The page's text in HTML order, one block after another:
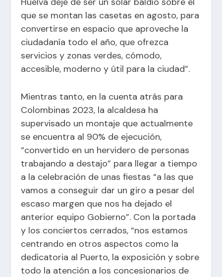
que se montan las casetas en agosto, para
convertirse en espacio que aproveche la
ciudadanía todo el año, que ofrezca
servicios y zonas verdes, cómodo,
accesible, moderno y útil para la ciudad”.
Mientras tanto, en la cuenta atrás para
Colombinas 2023, la alcaldesa ha
supervisado un montaje que actualmente
se encuentra al 90% de ejecución,
“convertido en un hervidero de personas
trabajando a destajo” para llegar a tiempo
a la celebración de unas fiestas “a las que
vamos a conseguir dar un giro a pesar del
escaso margen que nos ha dejado el
anterior equipo Gobierno”. Con la portada
y los conciertos cerrados, “nos estamos
centrando en otros aspectos como la
dedicatoria al Puerto, la exposición y sobre
todo la atención a los concesionarios de